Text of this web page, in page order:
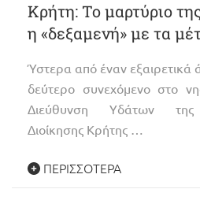
Κρήτη: Το μαρτύριο
η «δεξαμενή» με τα
Ύστερα από έναν εξαιρετικά
δεύτερο συνεχόμενο στο
Διεύθυνση Υδάτων της
Διοίκησης Κρήτης …
ΠΕΡΙΣΣΌΤΕΡΑ